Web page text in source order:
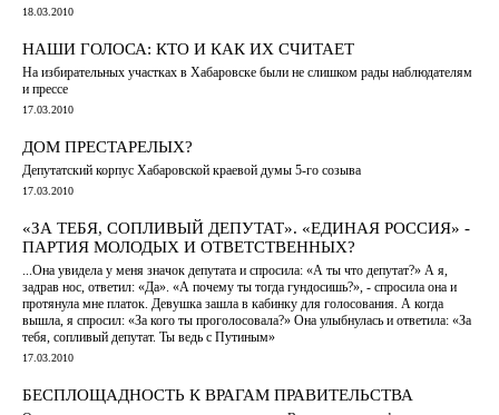
18.03.2010
НАШИ ГОЛОСА: КТО И КАК ИХ СЧИТАЕТ
На избирательных участках в Хабаровске были не слишком рады наблюдателям
и прессе
17.03.2010
ДОМ ПРЕСТАРЕЛЫХ?
Депутатский корпус Хабаровской краевой думы 5-го созыва
17.03.2010
«ЗА ТЕБЯ, СОПЛИВЫЙ ДЕПУТАТ». «ЕДИНАЯ РОССИЯ» -
ПАРТИЯ МОЛОДЫХ И ОТВЕТСТВЕННЫХ?
...Она увидела у меня значок депутата и спросила: «А ты что депутат?» А я,
задрав нос, ответил: «Да». «А почему ты тогда гундосишь?», - спросила она и
протянула мне платок. Девушка зашла в кабинку для голосования. А когда
вышла, я спросил: «За кого ты проголосовала?» Она улыбнулась и ответила: «За
тебя, сопливый депутат. Ты ведь с Путиным»
17.03.2010
БЕСПЛОЩАДНОСТЬ К ВРАГАМ ПРАВИТЕЛЬСТВА